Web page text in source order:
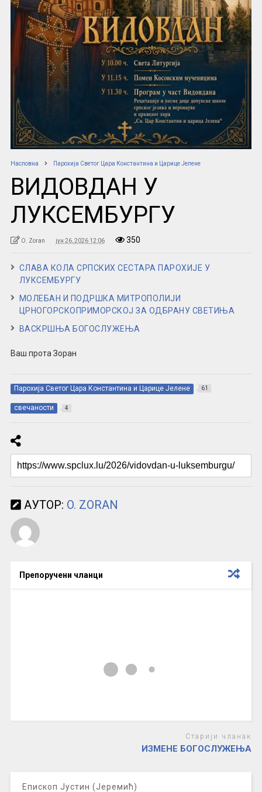
Насловна Парохија Светог Цара Константина и Царице Јелене
ВИДОВДАН У
ЛУКСЕМБУРГУ
O. Zoran јун 26, 2026 12:06 350
СЛАВА КОЛА СРПСКИХ СЕСТАРА ПАРОХИЈЕ У
ЛУКСЕМБУРГУ
МОЛЕБАН И ПОДРШКА МИТРОПОЛИЈИ
ЦРНОГОРСКОПРИМОРСКОЈ ЗА ОДБРАНУ СВЕТИЊА
ВАСКРШЊА БОГОСЛУЖЕЊА
Ваш прота Зоран
Парохија Светог Цара Константина и Царице Јелене 61
свечаности 4
АУТОР: O. ZORAN
Препоручени чланци
Старији чланак
ИЗМЕНЕ БОГОСЛУЖЕЊА
Епископ Јустин (Јеремић)